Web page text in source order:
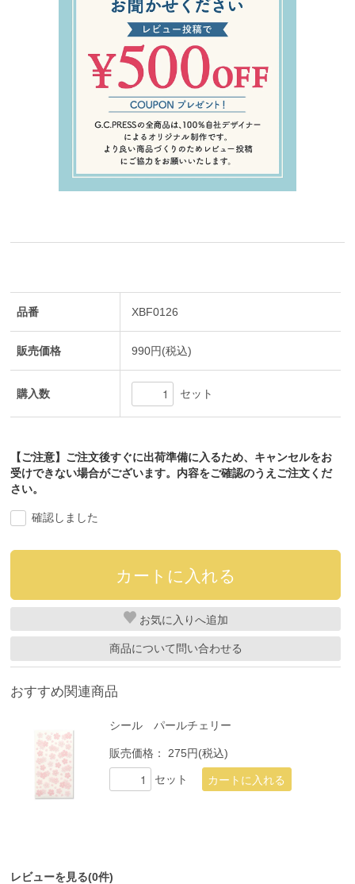
品番 XBF0126
販売価格 990円(税込)
購入数 セット
【ご注意】ご注文後すぐに出荷準備に入るため、キャンセルをお
受けできない場合がございます。内容をご確認のうえご注文くだ
さい。
確認しました
お気に入り
商品について問い合わせる
おすすめ関連商品
シール パールチェリー
販売価格： 275円(税込)
セット
レビューを見る(0件)